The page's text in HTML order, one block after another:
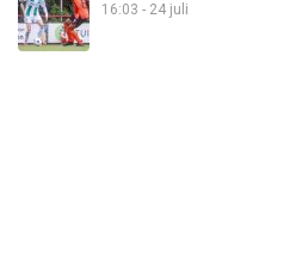
16:03 - 24 juli